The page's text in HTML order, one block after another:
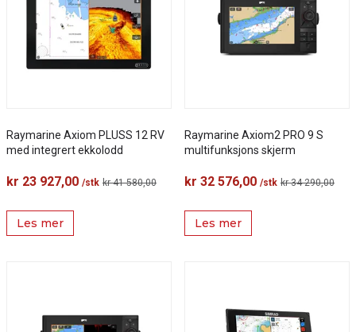
Raymarine Axiom PLUSS 12 RV
med integrert ekkolodd
kr 23 927,00 /stk kr 41 580,00
Les mer
Raymarine Axiom2 PRO 9 S
multifunksjons skjerm
kr 32 576,00 /stk kr 34 290,00
Les mer